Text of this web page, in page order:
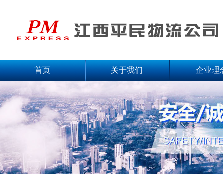
首页 关于我们 企业理